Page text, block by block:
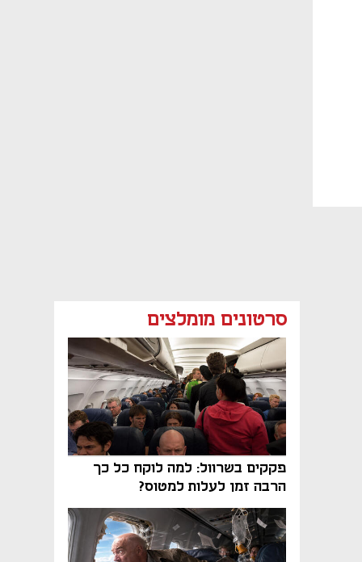
סרטונים מומלצים
פקקים בשרוול: למה לוקח כל כך
הרבה זמן לעלות למטוס?